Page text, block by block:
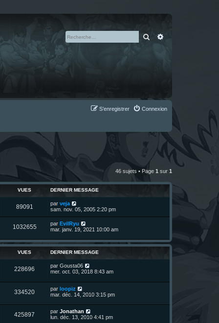
Rechercher
Connexion
S’enregistrer
46 sujets • Page 1 sur 1
VUES DERNIER MESSAGE
89091
u
s
D
e
i
e
r
m
e
s
a
g
par veja
sam. nov. 05, 2005 2:20 pm
1032655V
u
D
e
n
i
e
r
m
e
s
a
g
par EvilRyu
mar. janv. 19, 2021 10:00 am
VUES DERNIER MESSAGE
228696
u
e
s
D
e
n
i
e
m
e
s
par Gousta06
mer. oct. 03, 2018 8:43 am
334520V
u
D
e
n
i
e
par loopiz
mar. déc. 14, 2010 3:15 pm
425897
D
e
par Jonathan
lun. déc. 13, 2010 4:41 pm